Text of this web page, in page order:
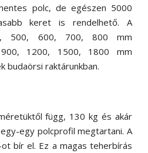
polc, de egészen 5000
keret is rendelhető. A
500, 600, 700, 800 mm
1200, 1500, 1800 mm
budaörsi raktárunkban.
függ, 130 kg és akár
egy polcprofil megtartani. A
bír el. Ez a magas teherbírás